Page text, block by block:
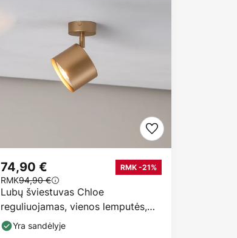
Lubų šviestuvas Chloe
reguliuojamas, vienos lemputės,
auksinis
74,90 € RMK -21%
RMK94,90 €
Yra sandėlyje